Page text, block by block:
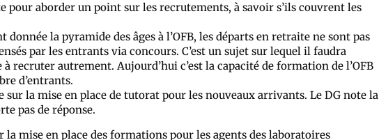
pour aborder un point sur les recrutements, à savoir s’ils couvrent les
donnée la pyramide des âges à l’OFB, les départs en retraite ne sont pas
par les entrants via concours. C’est un sujet sur lequel il faudra
recruter autrement. Aujourd’hui c’est la capacité de formation de l’OFB
d’entrants.
sur la mise en place de tutorat pour les nouveaux arrivants. Le DG note la
pas de réponse.
la mise en place des formations pour les agents des laboratoires